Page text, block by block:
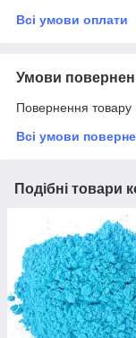
Всі умови оплати
Умови
Повернення товару
Всі умови
Подібні товари